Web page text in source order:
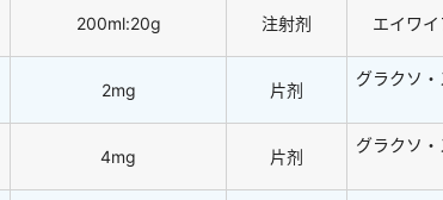
200ml:20g 注射剂 エイワ
2mg 片剂
グラクソ
4mg 片剂
グラクソ